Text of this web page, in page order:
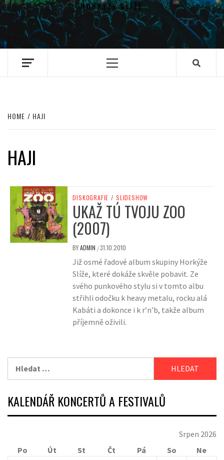
HORKÝŽE SLÍŽE
Primary
HOME HAJI
HAJI
DISKOGRAFIE / SLIDESHOW
UKAŽ TÚ TVOJU ZOO
(2007)
BYADMIN /31.10.2010
Již osmé řadové album skupiny Horkýže
Slíže, které dokáže skvěle pobavit. Ze
svého punkového stylu si v tomto albu
střihli odočku k heavy metalu, rocku alá
Kabáti a dokonce i k r’n’b, takže album
příjemně oživili.
KALENDÁŘ KONCERTŮ A FESTIVALŮ
Srpen 2026
Po
Út St Čt Pá So
Ne